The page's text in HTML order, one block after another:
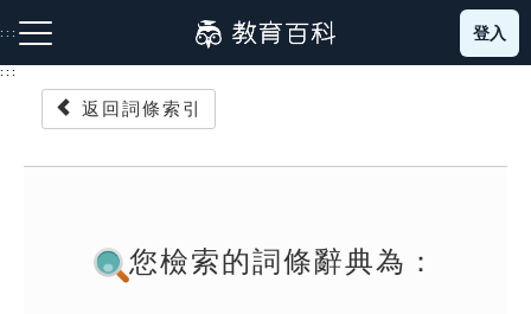
到
主
::: 登入
:::
返回詞條索引
您檢索的詞條辭典為：